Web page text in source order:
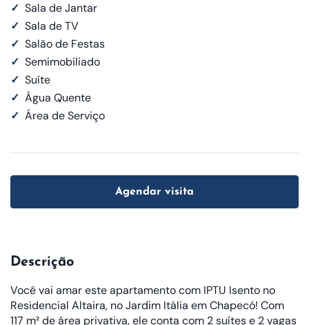
✓ Sala de Jantar
✓ Sala de TV
✓ Salão de Festas
✓ Semimobiliado
✓ Suíte
✓ Água Quente
✓ Área de Serviço
Agendar visita
Descrição
Você vai amar este apartamento com IPTU Isento no
Residencial Altaira, no Jardim Itália em Chapecó! Com
117 m² de área privativa, ele conta com 2 suítes e 2 vagas